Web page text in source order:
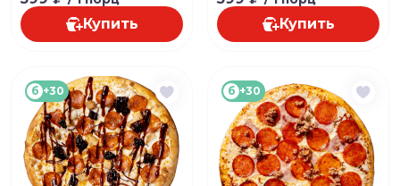
Купить Купить
б +30 б +30